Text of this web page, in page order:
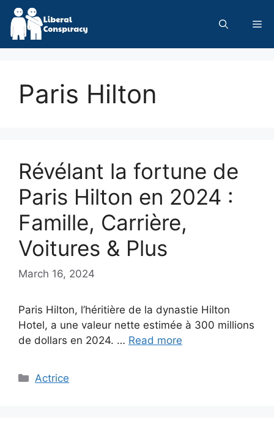
Skip
content
Paris Hilton
Révélant la fortune de
Paris Hilton en 2024 :
Famille, Carrière,
Voitures & Plus
March 16, 2024
Paris Hilton, l’héritière de la dynastie Hilton
Hotel, a une valeur nette estimée à 300 millions
de dollars en 2024. … Read more
Categories
Actrice